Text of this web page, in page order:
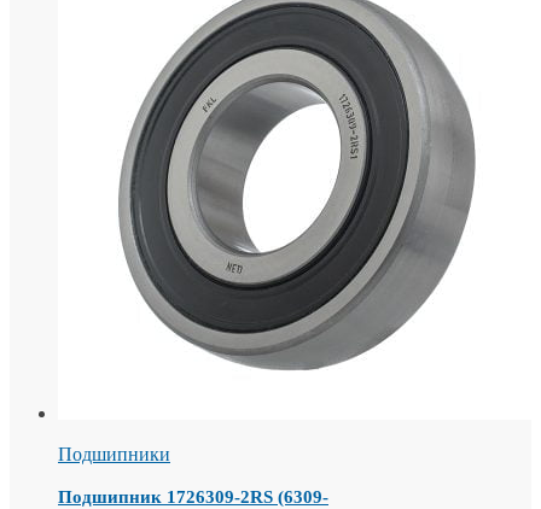
Подшипники
Подшипник 1726309-2RS (6309-